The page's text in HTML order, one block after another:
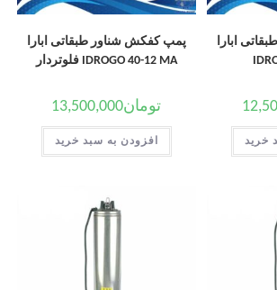
ابارا
خرید
پمپ کفکش شناور طبقاتی ابارا
IDROGO 40-12 MA فلوتردار
تومان13,500,000
افزودن به سبد خرید